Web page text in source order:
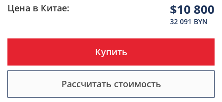
Цена в Китае: $10 800
32 091 BYN
Купить
Рассчитать стоимость